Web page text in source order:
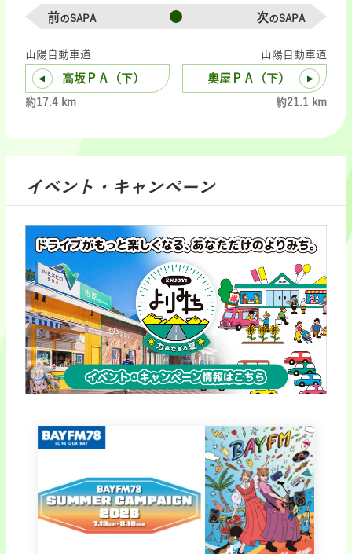
前のSAPA 次のSAPA
山陽自動車道
高坂ＰＡ（下）
約17.4 km
山陽自動車道
奥屋ＰＡ（下）
約21.1 km
イベント・キャンペーン